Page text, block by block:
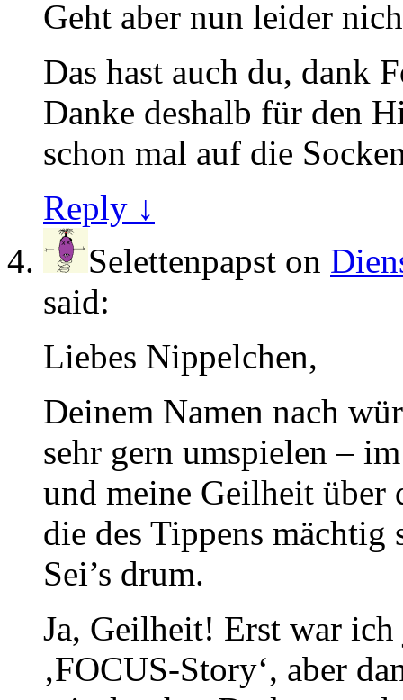
Geht aber nun leider
Das hast auch du, dank
Danke deshalb für den
schon mal auf die
Reply ↓
Selettenpapst on
said:
Liebes Nippelchen,
Deinem Namen nach
sehr gern umspielen –
und meine Geilheit
die des Tippens
Sei’s drum.
Ja, Geilheit! Erst war
‚FOCUS-Story‘, aber